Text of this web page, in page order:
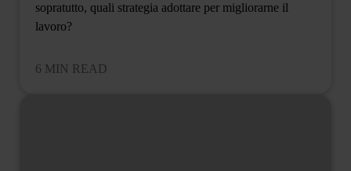
sopratutto, quali strategia adottare per migliorarne il
lavoro?
6 MIN READ